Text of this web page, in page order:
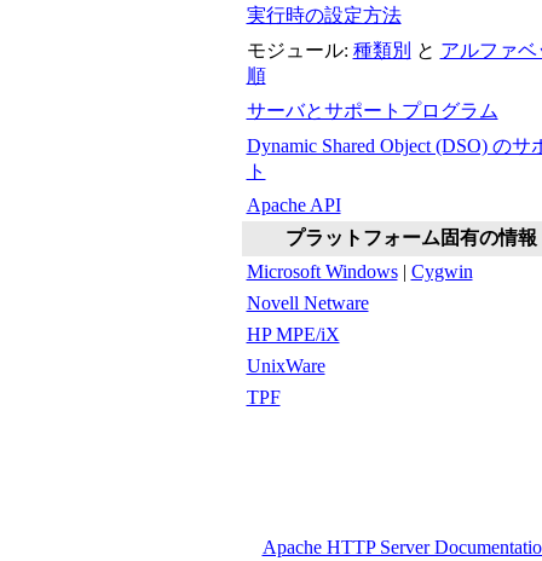
実行時の設定方法
モジュール: 種類別 と アルファベ
順
サーバとサポートプログラム
Dynamic Shared Object (DSO) のサ
ト
Apache API
プラットフォーム固有の情報
Microsoft Windows| Cygwin
Novell Netware
HP MPE/iX
UnixWare
TPF
Apache HTTP Server